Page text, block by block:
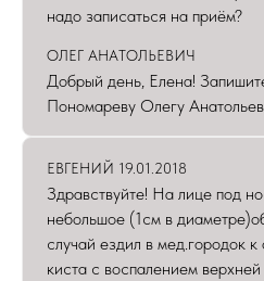
надо записаться на приём?
ОЛЕГ АНАТОЛЬЕВИЧ
Добрый день, Елена!
Пономареву Олегу
ЕВГЕНИЙ 19.01.2018
Здравствуйте! На лице под
небольшое (1см в
случай ездил в мед.городок к
киста с воспалением